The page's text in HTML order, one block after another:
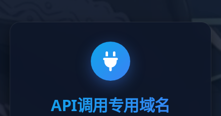
API调用专用域名